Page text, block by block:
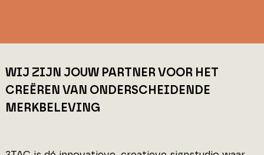
WIJ ZIJN JOUW PARTNER VOOR HET
CREËREN VAN ONDERSCHEIDENDE
MERKBELEVING